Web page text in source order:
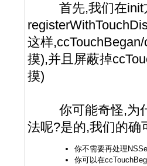
首先,我们在init方
这样
摸),并且屏蔽掉
摸)
你可能奇怪,为什
法呢?是的,我们的确
你不需要再处理
你可以在